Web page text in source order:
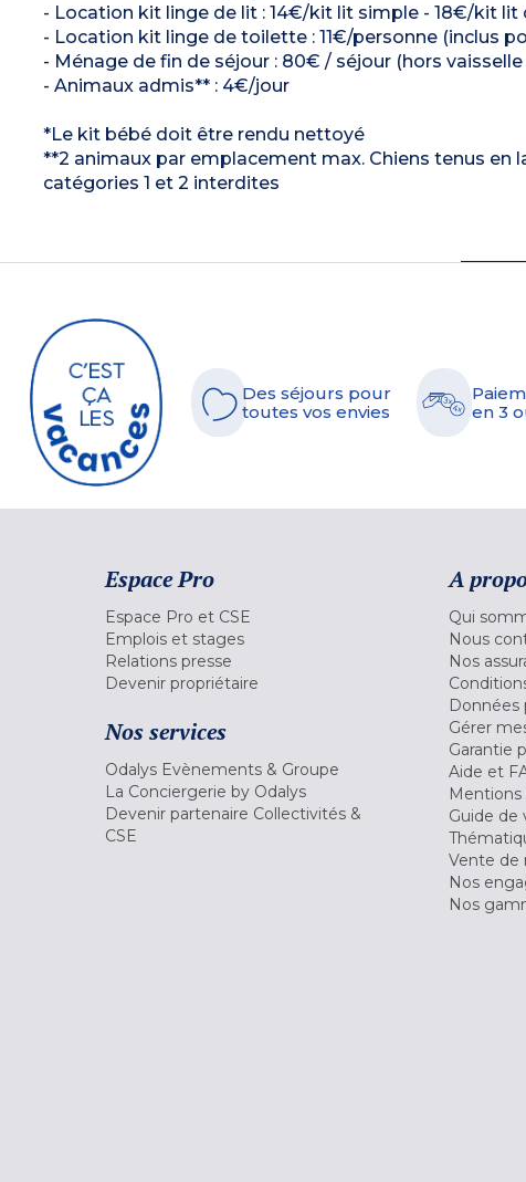
- Location kit linge de lit : 14€/kit lit simple - 18€/kit
- Location kit linge de toilette : 11€/personne (inclus
- Ménage de fin de séjour : 80€ / séjour (hors
- Animaux admis** : 4€/jour
*Le kit bébé doit être rendu nettoyé
**2 animaux par emplacement max. Chiens tenus en
catégories 1 et 2 interdites
Des séjours pour
toutes vos envies
en 3
Espace Pro
Espace Pro et CSE
Emplois et stages
Relations presse
Devenir propriétaire
Nos services
Odalys Evènements & Groupe
La Conciergerie by Odalys
Devenir partenaire Collectivités &
CSE
A
Qui
Nous
Nos
Données
Gérer
Garantie
Aide et
Mentions
Guide de
Vente de
Nos
Nos